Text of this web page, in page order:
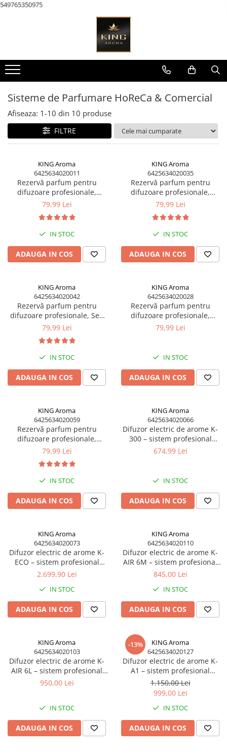
549765350975
Pachete Karoma
KAROMA Discovery – Seturi &
Testare
Karoma 200 ml
Karoma Cutii Cadou Lux
AROMATERAPIE & Casă
Aromaterapie
Pachete Tematice 5 Uleiuri
Parfumate Aromaterapie
Pachete Uni 5 Uleiuri Parfumate
Aromaterapie
Aromaterapie
Ulei Parfumat Aromaterapie10 ml
Conuri & Bețe Parfumate
Ulei Parfumat Aromaterapie
Pachet Conuri Backflow HEM + Ulei
Parfumat Aromaterapie
Conuri Parfumate HEM 10 buc
Accesorii și Difuzoare
Difuzoare Uleiuri Clasice
Suporți Conuri & bețe parfumate
Suporți Conuri Backflow
Pachete Odorizante Auto
Odorizante auto cu pulverizator
Odorizante de cameră cu bețe
Difuzoare profesionale de parfum
Rezerve parfum pentru difuzoare
de parfum
CADOURI & Evenimente
Consumabile Ritualice
Candele și Lumânări
Evenimente Speciale
Lumânări cununie / botez
Cutii Dar / Trusou
Decor & Obiecte Design
CRACIUN
B2B / Profesional
Bază lichide VG/PG – DIY &
Profesional
Comercial
Difuzoare de arome Profesionale
Sisteme de Parfumare HoReCa & Comercial
Afiseaza: 1-10 din 10 produse
FILTRE
KING Aroma
6425634020011
Rezervă parfum pentru
difuzoare profesionale,
Bamboo, 200 ml – compatibil
79,99 Lei
IN STOC
ADAUGA IN COS
KING Aroma
6425634020035
Rezervă parfum pentru
difuzoare profesionale,
Garden, 200 ml – compatibil
79,99 Lei
IN STOC
ADAUGA IN COS
KING Aroma
6425634020042
Rezervă parfum pentru
difuzoare profesionale, Sea
Flower, 200 ml – compatibil
79,99 Lei
IN STOC
ADAUGA IN COS
KING Aroma
6425634020028
Rezervă parfum pentru
difuzoare profesionale,
Afrodita, 200 ml – compatibil
79,99 Lei
IN STOC
ADAUGA IN COS
KING Aroma
6425634020059
Rezervă parfum pentru
difuzoare profesionale,
Mango & Papaya, 200 ml –
Aroma
79,99 Lei
IN STOC
ADAUGA IN COS
KING Aroma
6425634020066
Difuzor electric de arome K-
300 – sistem profesional
parfumare ambientală
674,99 Lei
IN STOC
ADAUGA IN COS
KING Aroma
6425634020073
Difuzor electric de arome K-
ECO – sistem profesional
parfumare pentru spații mari
2.699,90 Lei
IN STOC
ADAUGA IN COS
KING Aroma
6425634020110
Difuzor electric de arome K-
AIR 6M – sistem profesional
parfumare HoReCa &
845,00 Lei
IN STOC
ADAUGA IN COS
KING Aroma
6425634020103
Difuzor electric de arome K-
AIR 6L – sistem profesional
parfumare HoReCa &
950,00 Lei
IN STOC
ADAUGA IN COS
-13%
KING Aroma
6425634020127
Difuzor electric de arome K-
A1 – sistem profesional
parfumare HoReCa &
comercial
1.150,00 Lei
999,00 Lei
IN STOC
ADAUGA IN COS